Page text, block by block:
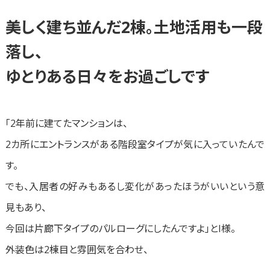
美しく建ち並んだ2棟。土地活用も一段
落し、
ゆとりある日々をお過ごしです
「2年前に建てたマンションは、
2カ所にエントランスがある階段室タイプが気に入っていたんで
す。
でも、入居者の好みもあるし変化があったほうがいいという意
見もあり、
今回は片廊下タイプのパルローグにしたんですよ」とI様。
外装色は2棟目と雰囲気を合わせ、